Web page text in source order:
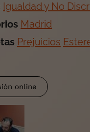
Igualdad y No
Madrid
Prejuicios
online